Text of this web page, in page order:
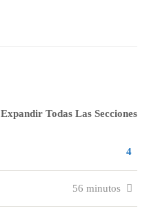
Expandir Todas Las Secciones
4
56 minutos